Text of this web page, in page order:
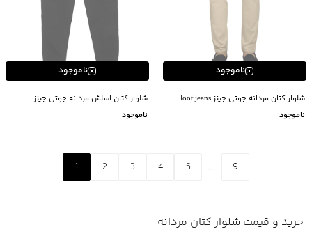
ناموجود
شلوار کتان مردانه جوتی جینز Jootijeans
ناموجود
ناموجود
شلوار کتان اسلش مردانه جوتی جینز
JootiJeans کد 03559721
ناموجود
1 2 3 4 5 ... 9
خرید و قیمت شلوار کتان مردانه